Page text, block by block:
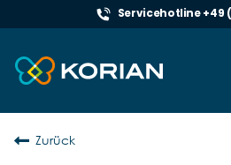
Servicehotline +49
Zurück